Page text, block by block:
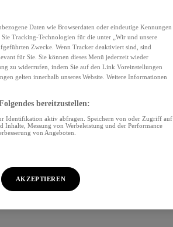
Daten wie Browserdaten oder eindeutige Kennungen
Tracking-Technologien für die unter „Wir und unsere
Zwecke. Wenn Tracker deaktiviert sind, sind
für Sie. Sie können dieses Menü jederzeit wieder
zu widerrufen, indem Sie auf den Link Voreinstellungen
gelten innerhalb unseres Website. Weitere Informationen
bereitzustellen:
Identifikation aktiv abfragen. Speichern von oder Zugriff auf
Inhalte, Messung von Werbeleistung und der Performance
von Angeboten.
AKZEPTIEREN